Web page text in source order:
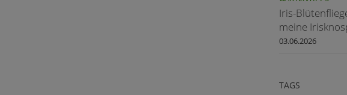
Iris-
meine
03.06.2026
TAGS